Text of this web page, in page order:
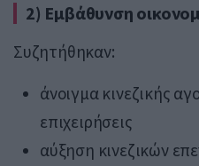
2) Εμβάθυνση
Συζητήθηκαν:
άνοιγμα κινεζικής
επιχειρήσεις
αύξηση κινεζικών